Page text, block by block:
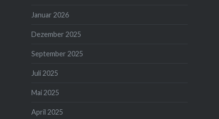
Januar 2026
Dezember 2025
September 2025
Juli 2025
Mai 2025
April 2025